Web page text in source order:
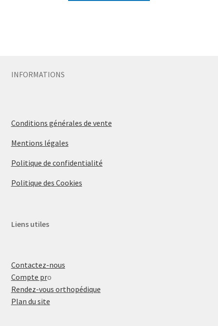
INFORMATIONS
Conditions générales de vente
Mentions légales
Politique de confidentialité
Politique des Cookies
Liens utiles
Contactez-nous
Compte pro
Rendez-vous orthopédique
Plan du site